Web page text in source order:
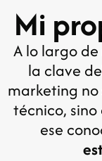
Mi
A lo largo
la clave
marketing
técnico,
ese